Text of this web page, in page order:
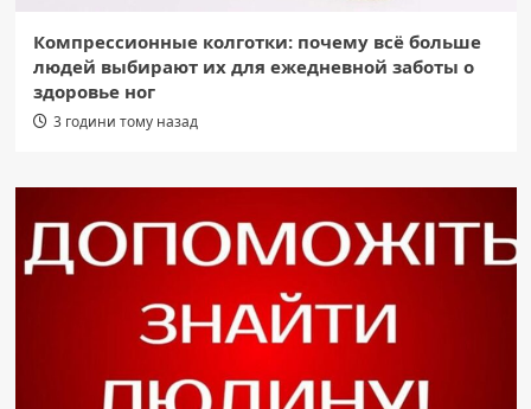
Компрессионные колготки: почему всё больше
людей выбирают их для ежедневной заботы о
здоровье ног
3 години тому назад